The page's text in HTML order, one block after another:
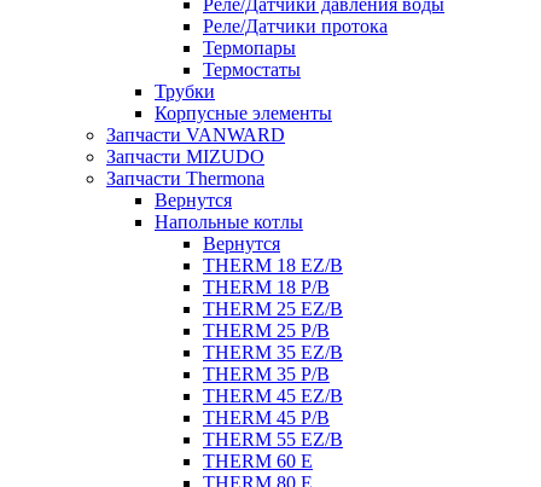
Реле/Датчики давления воды
Реле/Датчики протока
Термопары
Термостаты
Трубки
Корпусные элементы
Запчасти VANWARD
Запчасти MIZUDO
Запчасти Thermona
Вернутся
Напольные котлы
Вернутся
THERM 18 EZ/B
THERM 18 P/B
THERM 25 EZ/B
THERM 25 P/B
THERM 35 EZ/B
THERM 35 P/B
THERM 45 EZ/B
THERM 45 P/B
THERM 55 EZ/B
THERM 60 E
THERM 80 E